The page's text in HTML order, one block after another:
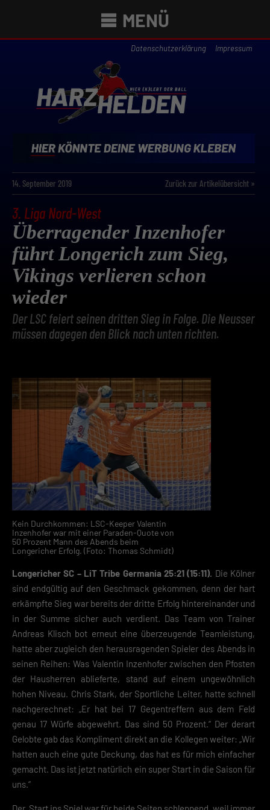
MENÜ
Datenschutzerklärung Impressum
14. September 2019 Zurück zur Artikelübersicht »
3. Liga Nord-West
Überragender Inzenhofer
führt Longerich zum Sieg,
Vikings verlieren schon
wieder
Der LSC feiert seinen dritten Sieg in Folge. Die Neusser
müssen dagegen den Blick nach unten richten.
Kein Durchkommen: LSC-Keeper Valentin
Inzenhofer war mit einer Paraden-Quote von
50 Prozent Mann des Abends beim
Longericher Erfolg. (Foto: Thomas Schmidt)
Longericher SC – LiT Tribe Germania 25:21 (15:11). Die Kölner
sind endgültig auf den Geschmack gekommen, denn der hart
erkämpfte Sieg war bereits der dritte Erfolg hintereinander und
in der Summe sicher auch verdient. Das Team von Trainer
Andreas Klisch bot erneut eine überzeugende Teamleistung,
hatte aber zugleich den herausragenden Spieler des Abends in
seinen Reihen: Was Valentin Inzenhofer zwischen den Pfosten
der Hausherren ablieferte, stand auf einem ungewöhnlich
hohen Niveau. Chris Stark, der Sportliche Leiter, hatte schnell
nachgerechnet: „Er hat bei 17 Gegentreffern aus dem Feld
genau 17 Würfe abgewehrt. Das sind 50 Prozent.“ Der derart
Gelobte gab das Kompliment direkt an die Kollegen weiter: „Wir
hatten auch eine gute Deckung, das hat es für mich einfacher
gemacht. Das ist jetzt natürlich ein super Start in die Saison für
uns.“